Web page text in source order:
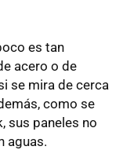
es tan
acero o de
se mira de cerca
como se
sus paneles no
aguas.